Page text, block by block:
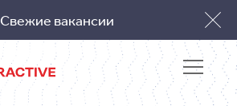
Свежие вакансии
Заполнить бриф